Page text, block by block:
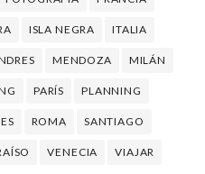
ISLA NEGRA ITALIA
MENDOZA MILÁN
PARÍS PLANNING
ROMA SANTIAGO
VENECIA VIAJAR